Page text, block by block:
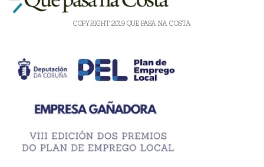
COPYRIGHT 2019 QUE PASA NA COSTA